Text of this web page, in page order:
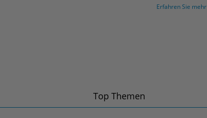
Erfahren Sie mehr
Top Themen